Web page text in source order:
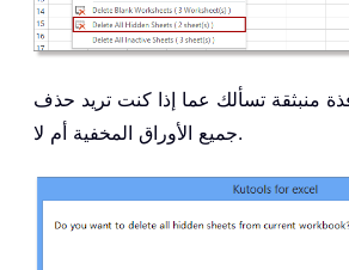
منبثقة تسألك عما إذا كنت تريد حذف
جميع الأوراق المخفية أم لا.